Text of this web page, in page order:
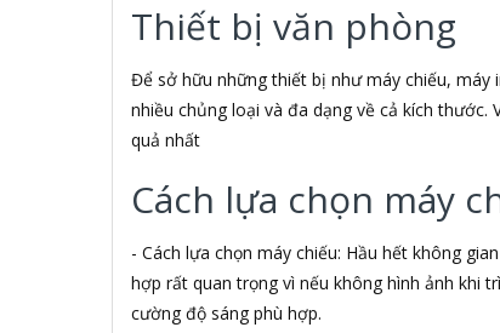
3M
3NOD
3OneData
4D
5ASYSTEMS
8848
A 100+
A Brand
A & T
A4Tech
Thiết bị văn phòng
Để sở hữu những thiết bị như máy chiếu, máy
nhiều chủng loại và đa dạng về cả kích
quả nhất
Cách lựa chọn máy
- Cách lựa chọn máy chiếu: Hầu hết không
hợp rất quan trọng vì nếu không hình ảnh khi
cường độ sáng phù hợp.